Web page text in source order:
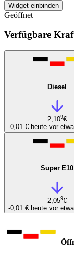
Widget einbinden
Geöffnet
Verfügbare
Diesel
2,109€
-0,01 € heute vor
Super E10
2,059€
-0,01 € heute vor